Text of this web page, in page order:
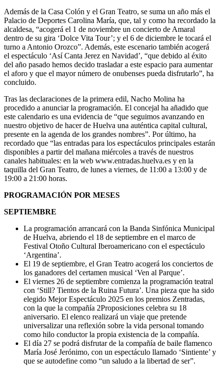
Además de la Casa Colón y el Gran Teatro, se suma un año más el
Palacio de Deportes Carolina María, que, tal y como ha recordado la
alcaldesa, “acogerá el 1 de noviembre un concierto de Amaral
dentro de su gira ‘Dolce Vita Tour’; y el 6 de diciembre le tocará el
turno a Antonio Orozco”. Además, este escenario también acogerá
el espectáculo ‘Así Canta Jerez en Navidad’, “que debido al éxito
del año pasado hemos decido trasladar a este espacio para aumentar
el aforo y que el mayor número de onubenses pueda disfrutarlo”, ha
concluido.
Tras las declaraciones de la primera edil, Nacho Molina ha
procedido a anunciar la programación. El concejal ha añadido que
este calendario es una evidencia de “que seguimos avanzando en
nuestro objetivo de hacer de Huelva una auténtica capital cultural,
presente en la agenda de los grandes nombres”. Por último, ha
recordado que “las entradas para los espectáculos principales estarán
disponibles a partir del mañana miércoles a través de nuestros
canales habituales: en la web www.entradas.huelva.es y en la
taquilla del Gran Teatro, de lunes a viernes, de 11:00 a 13:00 y de
19:00 a 21:00 horas.
PROGRAMACIÓN POR MESES
SEPTIEMBRE
La programación arrancará con la Banda Sinfónica Municipal
de Huelva, abriendo el 18 de septiembre en el marco de
Festival Otoño Cultural Iberoamericano con el espectáculo
‘Argentina’.
El 19 de septiembre, el Gran Teatro acogerá los conciertos de
los ganadores del certamen musical ‘Ven al Parque’.
El viernes 26 de septiembre comienza la programación teatral
con ‘Still? Tientos de la Ruina Futura’. Una pieza que ha sido
elegido Mejor Espectáculo 2025 en los premios Zentradas,
con la que la compañía 2Proposiciones celebra su 18
aniversario. El elenco realizará un viaje que pretende
universalizar una reflexión sobre la vida personal tomando
como hilo conductor la propia existencia de la compañía.
El día 27 se podrá disfrutar de la compañía de baile flamenco
María José Jerónimo, con un espectáculo llamado ‘Sintiente’ y
que se autodefine como “un saludo a la libertad de ser”.